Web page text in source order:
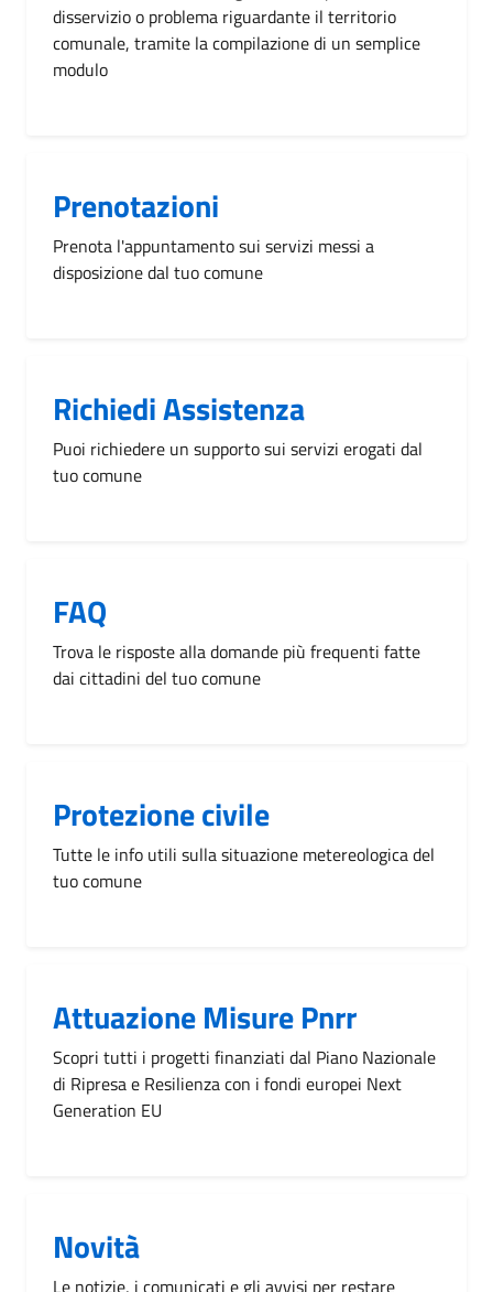
disservizio o problema riguardante il territorio
comunale, tramite la compilazione di un semplice
modulo
Prenotazioni
Prenota l'appuntamento sui servizi messi a
disposizione dal tuo comune
Richiedi Assistenza
Puoi richiedere un supporto sui servizi erogati dal
tuo comune
FAQ
Trova le risposte alla domande più frequenti fatte
dai cittadini del tuo comune
Protezione civile
Tutte le info utili sulla situazione metereologica del
tuo comune
Attuazione Misure Pnrr
Scopri tutti i progetti finanziati dal Piano Nazionale
di Ripresa e Resilienza con i fondi europei Next
Generation EU
Novità
Le notizie, i comunicati e gli avvisi per restare